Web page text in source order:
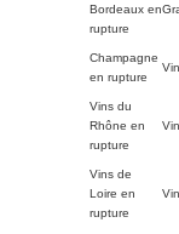
Bordeaux en
rupture
Champagne
en rupture
Vins du
Rhône en
rupture
Vins de
Loire en
rupture